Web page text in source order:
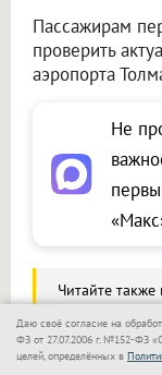
Пассажирам
проверить
аэропорта
Не
Читайте
Необычный
Даю своё согласие на
ФЗ от 27.07.2006 г. №152-ФЗ
целей, определённых в